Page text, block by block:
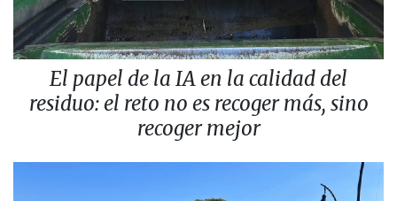
El papel de la IA en la calidad del
residuo: el reto no es recoger más, sino
recoger mejor